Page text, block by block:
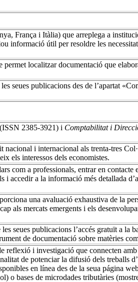
França i Itàlia) que arreplega a
informació útil per resoldre les
localitzar documentació que
seues publicacions des de l’apartat
(ISSN 2385-3921) i Comptabilitat i
i internacional als trenta-tres
els interessos dels economistes.
com a professionals, entrar en contacte
i accedir a la informació més detallada
una avaluació exhaustiva de la
als mercats emergents i els
seues publicacions l’accés gratuït a la
de documentació sobre matèries
i investigació que connecten amb
de potenciar la difusió dels treballs
en línea des de la seua página
o bases de microdades tributàries